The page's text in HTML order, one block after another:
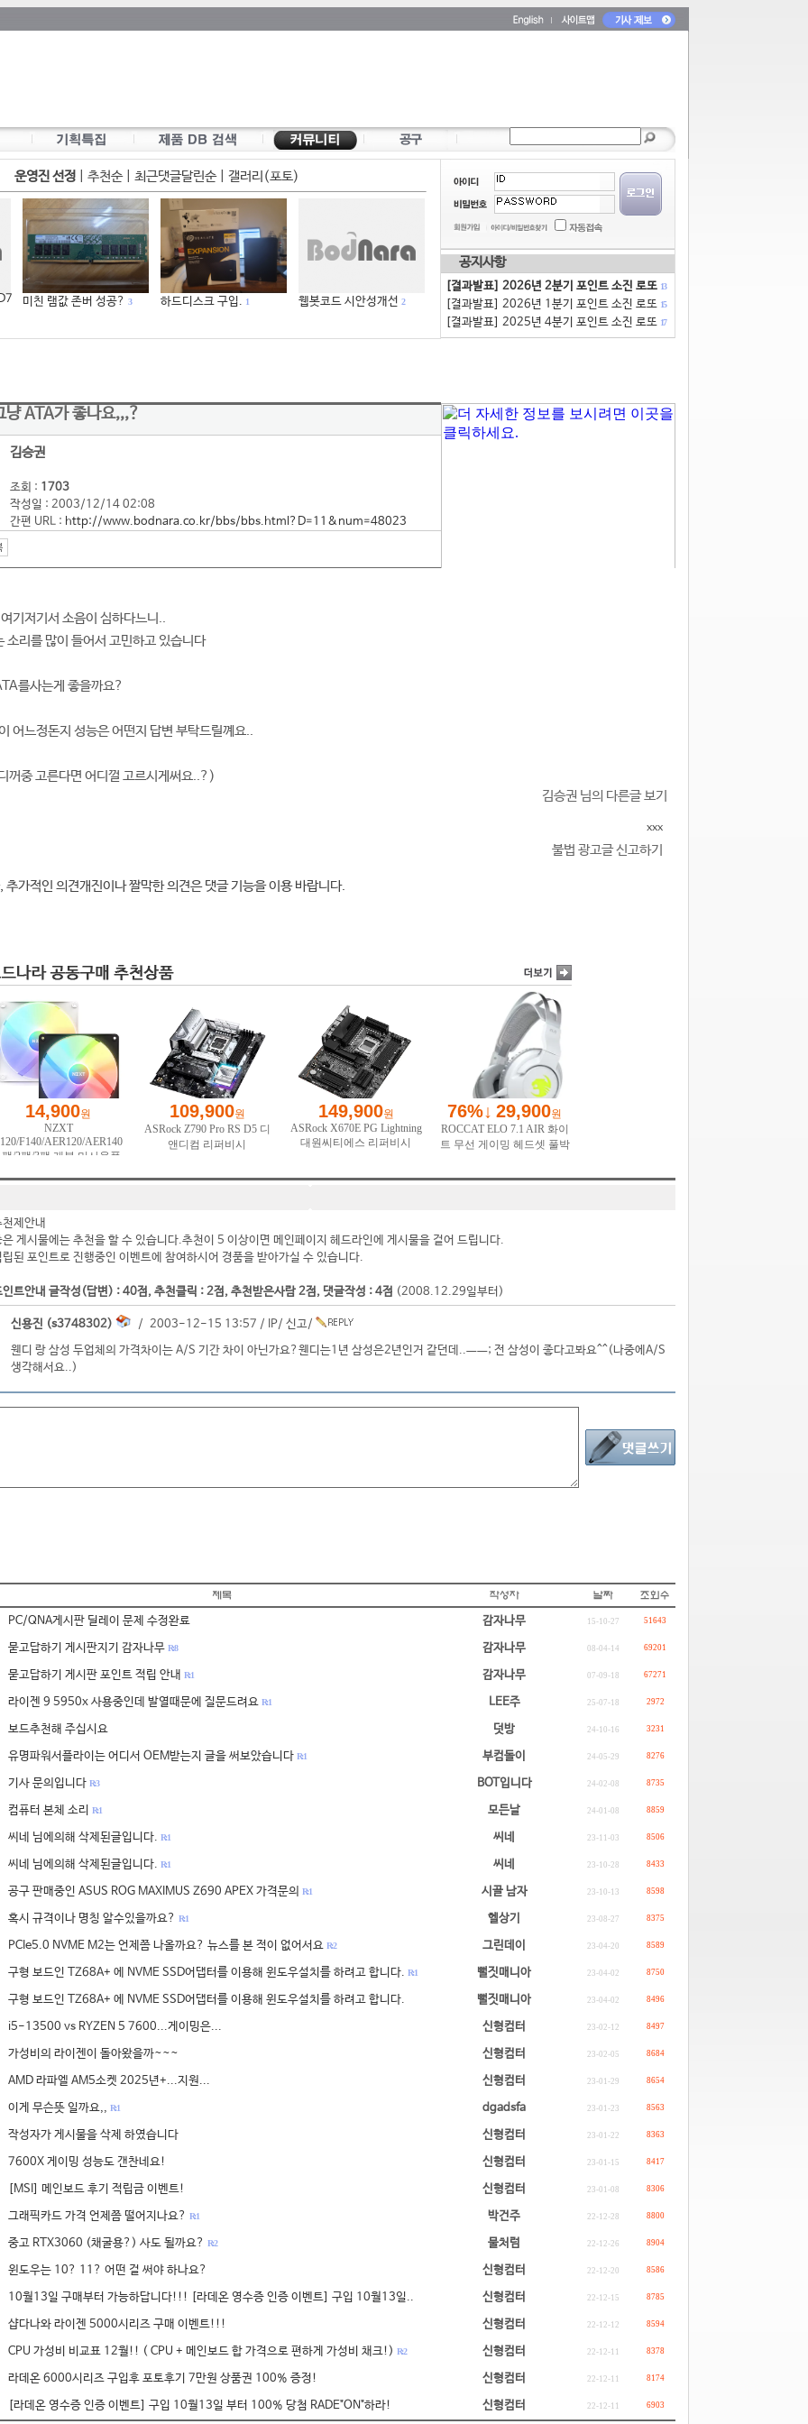
운영진 선정 추천순| 최근댓글달린순| 갤러리(포토)
미친 램값 존버 성공? 3 하드디스크 구입. 1 웹봇코드 시안성개선 2
공지사항
[결과발표] 2026년 2분기 포인트 소진 로또 13
[결과발표] 2026년 1분기 포인트 소진 로또 15
[결과발표] 2025년 4분기 포인트 소진 로또 17
ATA가 좋나요,,,?
김승권
조회 : 1703
작성일 : 2003/12/14 02:08
간편 URL : http://www.bodnara.co.kr/bbs/bbs.html?D=11&num=48023
기저기서 소음이 심하다느니..
리를 많이 들어서 고민하고 있습니다
를사는게 좋을까요?
어느정돈지 성능은 어떤지 답변 부탁드릴꼐요..
꺼중 고른다면 어디껄 고르시게써요..?)
김승권 님의 다른글 보기
xxx
불법 광고글 신고하기
가적인 의견개진이나 짤막한 의견은 댓글 기능을 이용 바랍니다.
천제안내
은 게시물에는 추천을 할 수 있습니다.추천이 5 이상이면 메인페이지 헤드라인에 게시물을 걸어 드립니다.
립된 포인트로 진행중인 이벤트에 참여하시어 경품을 받아가실 수 있습니다.
인트안내 글작성(답변) : 40점, 추천클릭 : 2점, 추천받은사람 2점, 댓글작성 : 4점 (2008.12.29일부터)
신용진 (s3748302) / 2003-12-15 13:57 / IP/ 신고/
웬디 랑 삼성 두업체의 가격차이는 A/S 기간 차이 아닌가요?웬디는1년 삼성은2년인거 같던데..ㅡㅡ; 전 삼성이 좋다고봐요^^(나중에A/S
생각해서요..)
PC/QNA게시판 딜레이 문제 수정완료 감자나무 15-10-27 51643
묻고답하기 게시판지기 감자나무 R: 8 감자나무 08-04-14 69201
묻고답하기 게시판 포인트 적립 안내 R: 1 감자나무 07-09-18 67271
라이젠 9 5950x 사용중인데 발열때문에 질문드려요 R: 1 LEE주 25-07-18 2972
보드추천해 주십시요 덧방 24-10-16 3231
유명파워서플라이는 어디서 OEM받는지 글을 써보았습니다 R: 1 부컴돌이 24-05-29 8276
기사 문의입니다 R: 3 BOT입니다 24-02-08 8735
컴퓨터 본체 소리 R: 1 모든날 24-01-08 8859
씨네 님에의해 삭제된글입니다. R: 1 씨네 23-11-03 8506
씨네 님에의해 삭제된글입니다. R: 1 씨네 23-10-28 8433
공구 판매중인 ASUS ROG MAXIMUS Z690 APEX 가격문의 R: 1 시골 남자 23-10-13 8598
혹시 규격이나 명칭 알수있을까요? R: 1 헬상기 23-08-27 8375
PCIe5.0 NVME M2는 언제쯤 나올까요? 뉴스를 본 적이 없어서요 R: 2 그린데이 23-04-20 8589
구형 보드인 TZ68A+ 에 NVME SSD어댑터를 이용해 윈도우설치를 하려고 합니다. R: 1 뻘짓매니아 23-04-02 8750
구형 보드인 TZ68A+ 에 NVME SSD어댑터를 이용해 윈도우설치를 하려고 합니다. 뻘짓매니아 23-04-02 8496
i5-13500 vs RYZEN 5 7600...게이밍은... 신형컴터 23-02-12 8497
가성비의 라이젠이 돌아왔을까~~~ 신형컴터 23-02-05 8684
AMD 라파엘 AM5소켓 2025년+...지원... 신형컴터 23-01-29 8654
이게 무슨뜻 일까요,, R: 1 dgadsfa 23-01-23 8563
작성자가 게시물을 삭제 하였습니다 신형컴터 23-01-22 8363
7600X 게이밍 성능도 갠찬네요! 신형컴터 23-01-15 8417
[MSI] 메인보드 후기 적립금 이벤트! 신형컴터 23-01-08 8306
그래픽카드 가격 언제쯤 떨어지나요? R: 1 박건주 22-12-28 8800
중고 RTX3060 (채굴용?) 사도 될까요? R: 2 물처럼 22-12-26 8904
윈도우는 10? 11? 어떤 걸 써야 하나요? 신형컴터 22-12-20 8586
10월13일 구매부터 가능하답니다!!! [라데온 영수증 인증 이벤트] 구입 10월13일.. 신형컴터 22-12-15 8785
샵다나와 라이젠 5000시리즈 구매 이벤트!!! 신형컴터 22-12-12 8594
CPU 가성비 비교표 12월!! ( CPU + 메인보드 합 가격으로 편하게 가성비 채크!) R: 2 신형컴터 22-12-11 8378
라데온 6000시리즈 구입후 포토후기 7만원 상품권 100% 증정! 신형컴터 22-12-11 8174
[라데온 영수증 인증 이벤트] 구입 10월13일 부터 100% 당첨 RADE"ON"하라! 신형컴터 22-12-11 6903